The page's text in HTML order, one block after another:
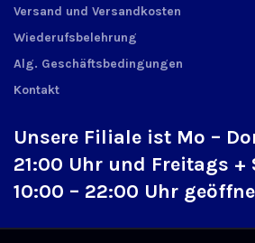
Versand und Versandkosten
Wiederufsbelehrung
Alg. Geschäftsbedingungen
Kontakt
Unsere Filiale ist Mo –
21:00 Uhr und Freitags +
10:00 – 22:00 Uhr